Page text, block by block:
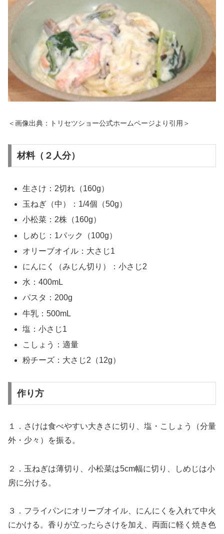
＜画像出典：トリセツショー公式ホームページより引用＞
材料（２人分）
生さけ：2切れ（160g）
玉ねぎ（中）：1/4個（50g）
小松菜：2株（160g）
しめじ：1パック（100g）
オリーブオイル：大さじ1
にんにく（みじん切り）：小さじ2
水：400mL
パスタ：200g
牛乳：500mL
塩：小さじ1
こしょう：適量
粉チーズ：大さじ2（12g）
作り方
１．さけは食べやすい大きさに切り、塩・こしょう（分量
外・少々）を振る。
２．玉ねぎは薄切り、小松菜は5cm幅に切り、しめじは小
房に分ける。
３．フライパンにオリーブオイル、にんにくを入れて中火
にかける。香りが立ったらさけを加え、両面に軽く焼き色